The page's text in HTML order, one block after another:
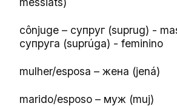
cônjuge – супруг (suprug) -
супругa (suprúga) - feminino
mulher/esposa – жена (jená)
marido/esposo – муж (muj)